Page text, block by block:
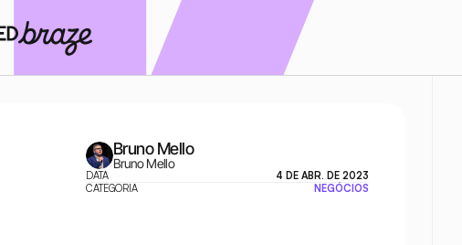
Bruno Mello
Bruno Mello
DATA
4 DE ABR. DE 2023
CATEGORIA
NEGÓCIOS